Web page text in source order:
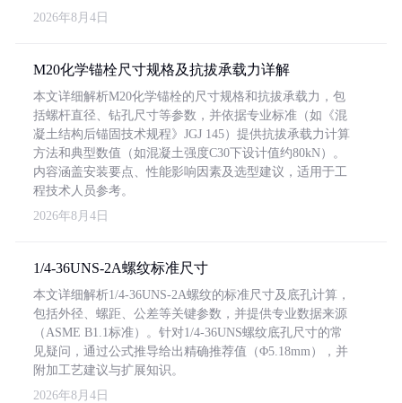
2026年8月4日
M20化学锚栓尺寸规格及抗拔承载力详解
本文详细解析M20化学锚栓的尺寸规格和抗拔承载力，包
括螺杆直径、钻孔尺寸等参数，并依据专业标准（如《混
凝土结构后锚固技术规程》JGJ 145）提供抗拔承载力计算
方法和典型数值（如混凝土强度C30下设计值约80kN）。
内容涵盖安装要点、性能影响因素及选型建议，适用于工
程技术人员参考。
2026年8月4日
1/4-36UNS-2A螺纹标准尺寸
本文详细解析1/4-36UNS-2A螺纹的标准尺寸及底孔计算，
包括外径、螺距、公差等关键参数，并提供专业数据来源
（ASME B1.1标准）。针对1/4-36UNS螺纹底孔尺寸的常
见疑问，通过公式推导给出精确推荐值（Φ5.18mm），并
附加工艺建议与扩展知识。
2026年8月4日